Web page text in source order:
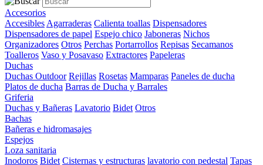
Accesorios
Accesibles Agarraderas Calienta toallas Dispensadores
Dispensadores de papel Espejo chico Jaboneras Nichos
Organizadores Otros Perchas Portarrollos Repisas Secamanos
Toalleros Vaso y Posavaso Extractores Papeleras
Duchas
Duchas Outdoor Rejillas Rosetas Mamparas Paneles de ducha
Platos de ducha Barras de Ducha y Barrales
Griferia
Duchas y Bañeras Lavatorio Bidet Otros
Bachas
Bañeras e hidromasajes
Espejos
Loza sanitaria
Inodoros Bidet Cisternas y estructuras lavatorio con pedestal Tapas